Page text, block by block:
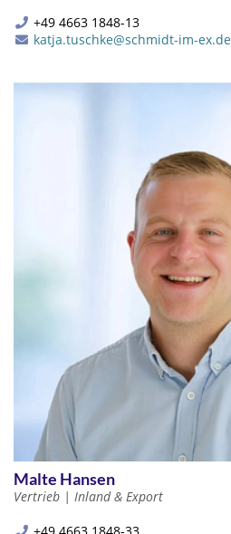
+49 4663 1848-13
katja.tuschke@schmidt-im-ex.de
Malte Hansen
Vertrieb | Inland & Export